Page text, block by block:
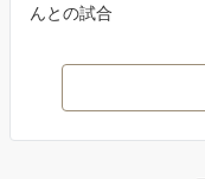
んとの試合